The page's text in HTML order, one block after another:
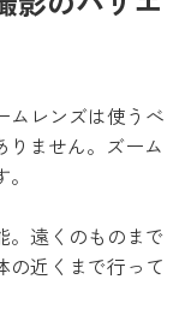
ムレンズは使うべ
ません。ズーム
。遠くのものまで
の近くまで行って